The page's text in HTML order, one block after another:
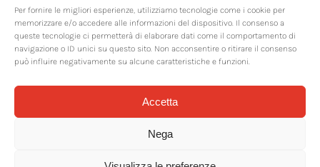
Per fornire le migliori esperienze, utilizziamo tecnologie come i cookie per
memorizzare e/o accedere alle informazioni del dispositivo. Il consenso a
queste tecnologie ci permetterà di elaborare dati come il comportamento di
navigazione o ID unici su questo sito. Non acconsentire o ritirare il consenso
può influire negativamente su alcune caratteristiche e funzioni.
Accetta
Nega
the global textile
industry.
© 2026 RTS Srl | Via Sottoprovinciale 22 | 24021 Albino BG | P IVA IT-
rtssrl@legalmail.it| CS € 50,000.00 IV | CD SUBM70N |